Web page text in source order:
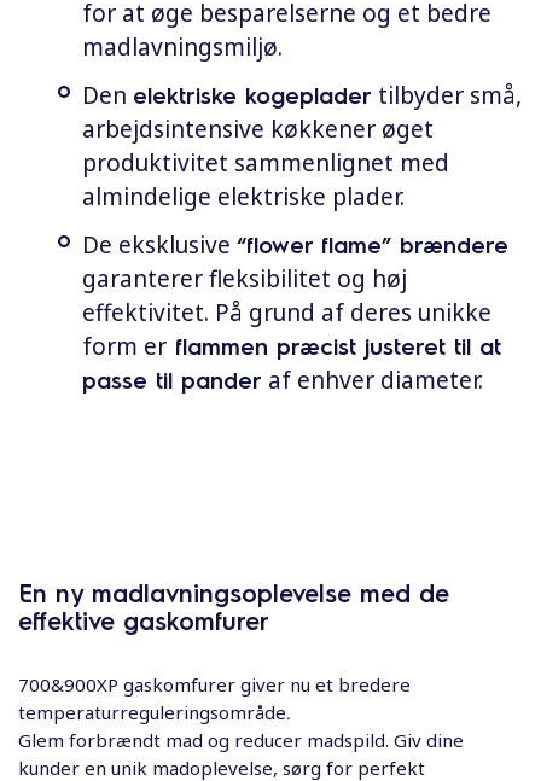
for at øge besparelserne og et bedre
madlavningsmiljø.
Den elektriske kogeplader tilbyder små,
arbejdsintensive køkkener øget
produktivitet sammenlignet med
almindelige elektriske plader.
De eksklusive “flower flame” brændere
garanterer fleksibilitet og høj
effektivitet. På grund af deres unikke
form er flammen præcist justeret til at
passe til pander af enhver diameter.
En ny madlavningsoplevelse med de
effektive gaskomfurer
700&900XP gaskomfurer giver nu et bredere
temperaturreguleringsområde.
Glem forbrændt mad og reducer madspild. Giv dine
kunder en unik madoplevelse, sørg for perfekt